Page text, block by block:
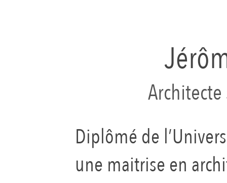
Architecte
Diplômé de
une maitrise en